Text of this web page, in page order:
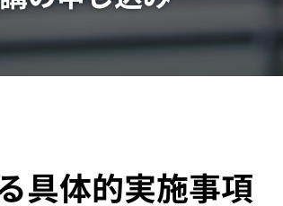
具体的実施事項